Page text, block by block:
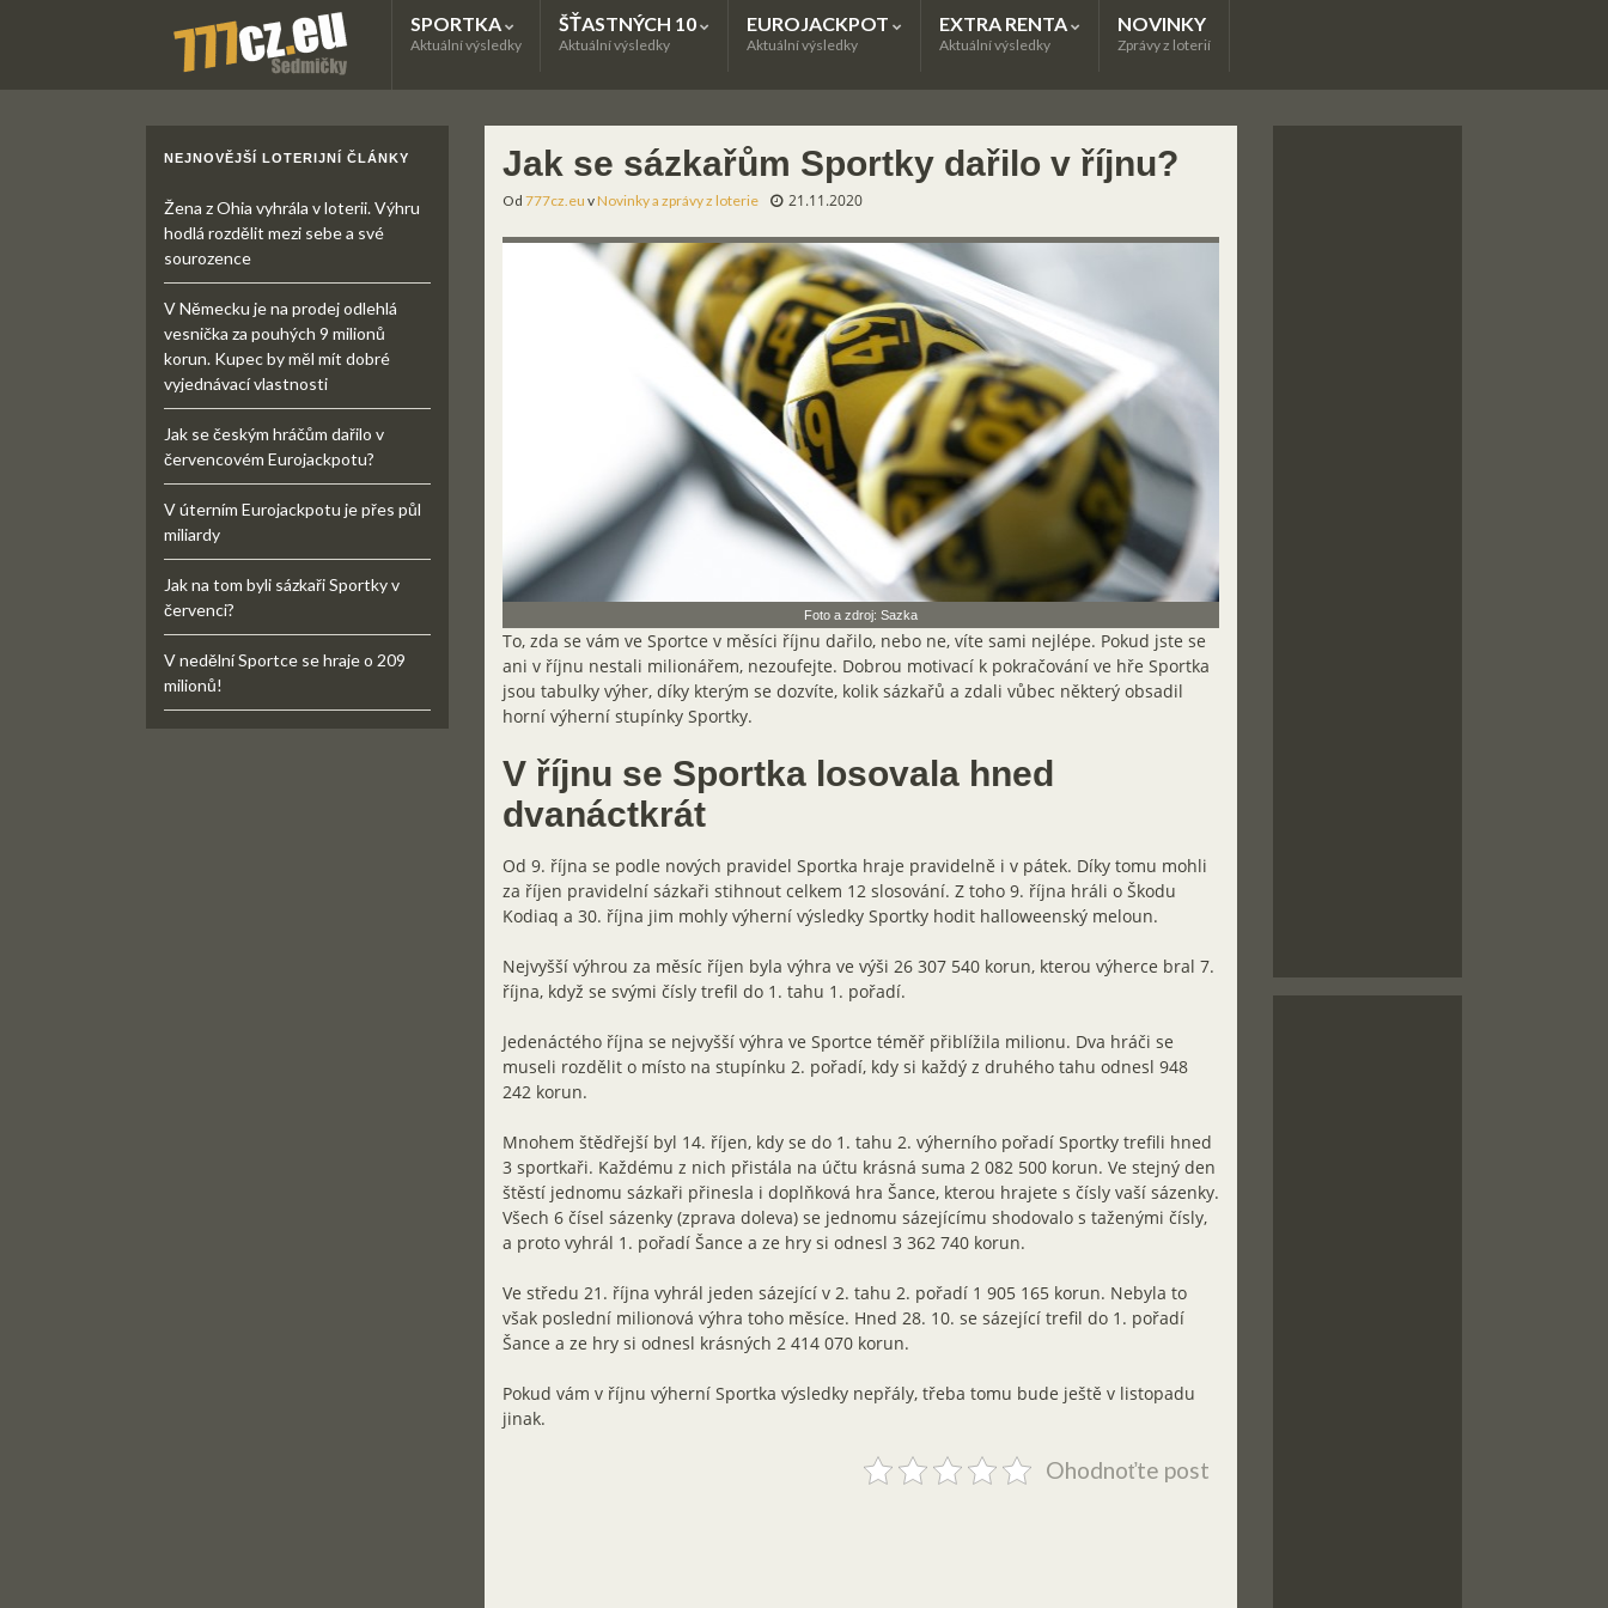
SPORTKA
Aktuální výsledky
ŠŤASTNÝCH 10
Aktuální výsledky
EUROJACKPOT
Aktuální výsledky
EXTRA RENTA
Aktuální výsledky
NOVINKY
Zprávy z loterií
Jak se sázkařům Sportky dařilo v říjnu?
Od 777cz.eu vNovinky a zprávy z loterie 21.11.2020
Foto a zdroj: Sazka
To, zda se vám ve Sportce v měsíci říjnu dařilo, nebo ne, víte sami nejlépe. Pokud jste se
ani v říjnu nestali milionářem, nezoufejte. Dobrou motivací k pokračování ve hře Sportka
jsou tabulky výher, díky kterým se dozvíte, kolik sázkařů a zdali vůbec některý obsadil
horní výherní stupínky Sportky.
V říjnu se Sportka losovala hned
dvanáctkrát
Od 9. října se podle nových pravidel Sportka hraje pravidelně i v pátek. Díky tomu mohli
za říjen pravidelní sázkaři stihnout celkem 12 slosování. Z toho 9. října hráli o Škodu
Kodiaq a 30. října jim mohly výherní výsledky Sportky hodit halloweenský meloun.
Nejvyšší výhrou za měsíc říjen byla výhra ve výši 26 307 540 korun, kterou výherce bral 7.
října, když se svými čísly trefil do 1. tahu 1. pořadí.
Jedenáctého října se nejvyšší výhra ve Sportce téměř přiblížila milionu. Dva hráči se
museli rozdělit o místo na stupínku 2. pořadí, kdy si každý z druhého tahu odnesl 948
242 korun.
Mnohem štědřejší byl 14. říjen, kdy se do 1. tahu 2. výherního pořadí Sportky trefili hned
3 sportkaři. Každému z nich přistála na účtu krásná suma 2 082 500 korun. Ve stejný den
štěstí jednomu sázkaři přinesla i doplňková hra Šance, kterou hrajete s čísly vaší sázenky.
Všech 6 čísel sázenky (zprava doleva) se jednomu sázejícímu shodovalo s taženými čísly,
a proto vyhrál 1. pořadí Šance a ze hry si odnesl 3 362 740 korun.
Ve středu 21. října vyhrál jeden sázející v 2. tahu 2. pořadí 1 905 165 korun. Nebyla to
však poslední milionová výhra toho měsíce. Hned 28. 10. se sázející trefil do 1. pořadí
Šance a ze hry si odnesl krásných 2 414 070 korun.
Pokud vám v říjnu výherní Sportka výsledky nepřály, třeba tomu bude ještě v listopadu
jinak.
Ohodnoťte post
NEJNOVĚJŠÍ LOTERIJNÍ ČLÁNKY
Žena z Ohia vyhrála v loterii. Výhru
hodlá rozdělit mezi sebe a své
sourozence
V Německu je na prodej odlehlá
vesnička za pouhých 9 milionů
korun. Kupec by měl mít dobré
vyjednávací vlastnosti
Jak se českým hráčům dařilo v
červencovém Eurojackpotu?
V úterním Eurojackpotu je přes půl
miliardy
Jak na tom byli sázkaři Sportky v
červenci?
V nedělní Sportce se hraje o 209
milionů!